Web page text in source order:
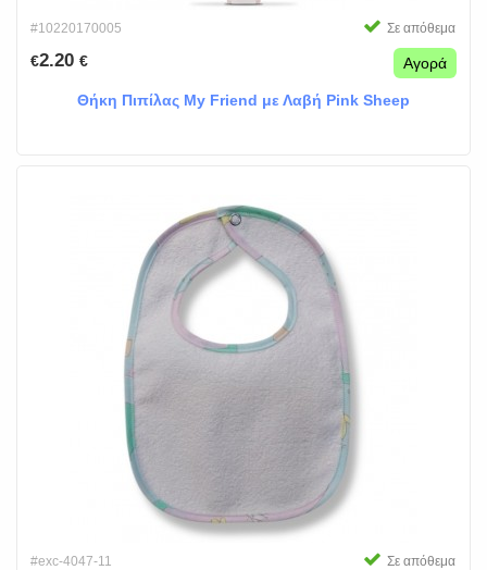
#10220170005 Σε απόθεμα
€2.20 € Αγορά
Θήκη Πιπίλας My Friend με Λαβή Pink Sheep
#exc-4047-11 Σε απόθεμα